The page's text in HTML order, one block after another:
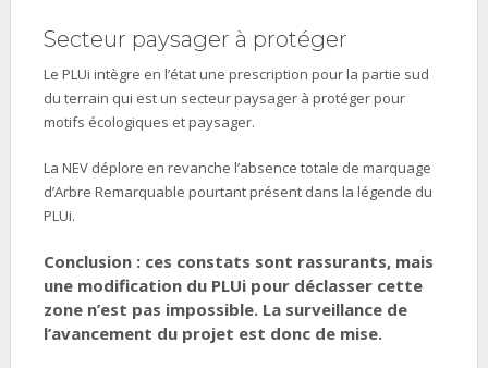
Secteur paysager à protéger
Le PLUi intègre en l’état une prescription pour la partie sud
du terrain qui est un secteur paysager à protéger pour
motifs écologiques et paysager.
La NEV déplore en revanche l’absence totale de marquage
d’Arbre Remarquable pourtant présent dans la légende du
PLUi.
Conclusion : ces constats sont rassurants, mais
une modification du PLUi pour déclasser cette
zone n’est pas impossible. La surveillance de
l’avancement du projet est donc de mise.